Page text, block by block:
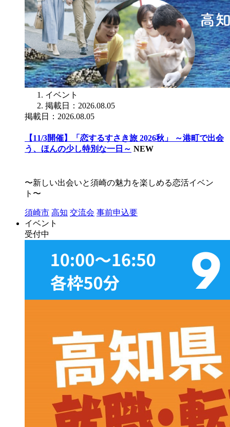
イベント
掲載日：2026.08.05
掲載日：2026.08.05
【11/3開催】「恋するすさき旅 2026秋」 ～港町で出会
う、ほんの少し特別な一日～ NEW
〜新しい出会いと須崎の魅力を楽しめる恋活イベン
ト〜
須崎市 高知 交流会 事前申込要
イベント
受付中